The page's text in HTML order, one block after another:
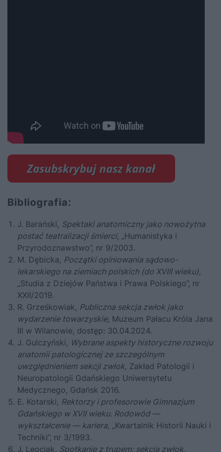
Bibliografia:
J. Barański, Spektakl anatomiczny jako nowożytna
postać teatralizacji śmierci, „Humanistyka i
Przyrodoznawstwo”, nr 9/2003.
M. Dębicka, Początki opiniowania sądowo-
lekarskiego na ziemiach polskich (do XVIII wieku),
„Studia z Dziejów Państwa i Prawa Polskiego”, nr
XXII/2019.
R. Grześkowiak, Publiczna sekcja zwłok jako
wydarzenie towarzyskie, Muzeum Pałacu Króla Jana
III w Wilanowie, dostęp: 30.04.2024.
J. Gulczyński, Wybrane aspekty historyczne rozwoju
anatomii patologicznej ze szczególnym
uwzględnieniem sekcji zwłok, Zakład Patologii i
Neuropatologii Gdańskiego Uniwersytetu
Medycznego, Gdańsk 2016.
E. Kotarski, Rektorzy i profesorowie Gimnazjum
Gdańskiego w XVII wieku. Rodowód —
wykształcenie — kariera, „Kwartalnik Historii Nauki i
Techniki”, nr 3/1993.
J. Leociak, Spotkanie z trupem: sekcja zwłok,